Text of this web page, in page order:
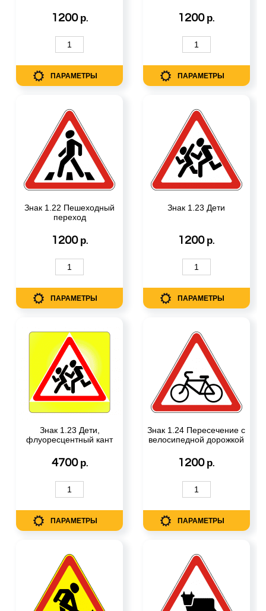
1200 р.
ПАРАМЕТРЫ
1200 р.
ПАРАМЕТРЫ
Знак 1.22 Пешеходный
переход
1200 р.
ПАРАМЕТРЫ
Знак 1.23 Дети
1200 р.
ПАРАМЕТРЫ
Знак 1.23 Дети,
флуоресцентный кант
4700 р.
ПАРАМЕТРЫ
Знак 1.24 Пересечение с
велосипедной дорожкой
1200 р.
ПАРАМЕТРЫ